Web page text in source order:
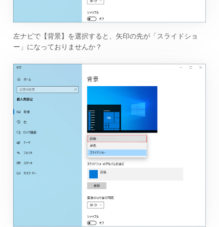
左ナビで【背景】を選択すると、矢印の先が「スライドショ
ー」になっておりませんか？